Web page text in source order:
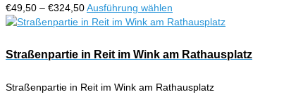
können
auf
Produktseite
werden
€49,50 – €324,50Preisspanne:
€49,50
€324,50
Ausführung wählen
Produkt
mehrere
Varianten
Die
Straßenpartie in Reit im Wink am Rathausplatz
Straßenpartie in Reit im Wink am Rathausplatz